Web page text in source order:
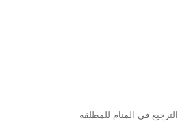
الترجيع في المنام للمطلقه